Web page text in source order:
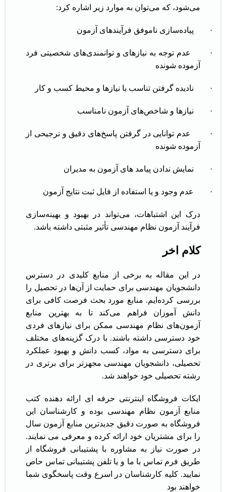
می‌شود، که می‌توان به موارد زیر اشاره کرد:
· پیاده‌سازی ناموفق فرآیندهای آزمون
· عدم توجه به نیازهای و توانمندی‌های شخصیتی فرد
آزموده شونده
· نادیده گرفتن تناسب با نیازها و محیط کسب و کار
· نیازها و شاخص‌های آزمون نامناسب
·
عدم توانایی در گرفتن پاسخ‌های دقیق و ترجیحی از
آزموده شونده
· نمایش ندادن پیامد های آزمون به مدیران
· عدم وجود و یا استفاده از فایل ثبت نتایج آزمون
درک این اشتباهات، می‌تواند در بهبود و بهینه‌سازی
فرآیند آزمون نظام مهندسی تأثیر مثبتی داشته باشد.
کلام اخر
در این مقاله به برخی از منابع کلیدی در دسترس
دانشجویان مهندسی برای حمایت از آن‌ها در تحصیل را
بررسی کرده‌ایم. منابع مورد بحث فرصت کافی برای
دانش آموزان فراهم می‌کند تا به بهترین منابع
آزمون‌های نظام مهندسی ممکن برای نیازهای فردی
خود دسترسی داشته باشند. با درک گزینه‌های مختلف
برای دسترسی به مواد، کسب دانش و بهبود عملکرد
تحصیلی، دانشجویان مهندسی مجهزتر برای برتری در
رشته تحصیلی خود خواهند شد.
ایکات فروشگاه اینترنتی حرفه ای ارائه دهنده کتب
منابع آزمون نظام مهندسی بوده و کارشناسان این
فروشگاه به صورت دقیق جدیدترین منابع آزمون سال
را برای مشتریان خود ارائه کرده و معرفی می نمایند.
در صورت نیاز به مشاوره با پشتیبانی فروشگاه از
طریق فرم تماس با ما و یا تلفن پشتیبانی تماس حاص
نمایید. کلیه کارشناسان در اسرع وقت پاسخگوی شما
خواهند بود